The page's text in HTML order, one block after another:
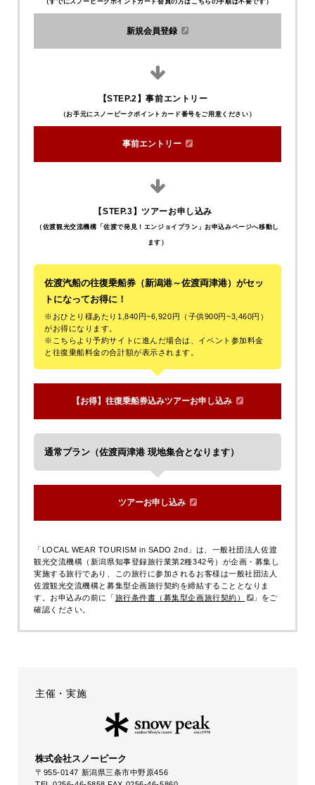
新規会員登録
【STEP.2】事前エントリー
（お手元にスノーピークポイントカード番号をご用意ください）
事前エントリー
【STEP.3】ツアーお申し込み
（佐渡観光交流機構「佐渡で発見！エンジョイプラン」お申込みページへ移動し
ます）
佐渡汽船の往復乗船券（新潟港～佐渡両津港）がセッ
トになってお得に！
※おひとり様あたり1,840円~6,920円（子供900円~3,460円）
がお得になります。
※こちらより予約サイトに進んだ場合は、イベント参加料金
と往復乗船料金の合計額が表示されます。
【お得】往復乗船券込みツアーお申し込み
通常プラン（佐渡両津港 現地集合となります）
ツアーお申し込み
「LOCAL WEAR TOURISM in SADO 2nd」は、一般社団法人佐渡
観光交流機構（新潟県知事登録旅行業第2種342号）が企画・募集し
実施する旅行であり、この旅行に参加されるお客様は一般社団法人
佐渡観光交流機構と募集型企画旅行契約を締結することとなりま
す。お申込みの前に「旅行条件書（募集型企画旅行契約）
」をご
確認ください。
主催・実施
株式会社スノーピーク
〒955-0147 新潟県三条市中野原456